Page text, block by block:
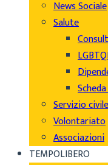
News Sociale
Salute
Servizio civile
Volontariato
Associazioni
TEMPOLIBERO